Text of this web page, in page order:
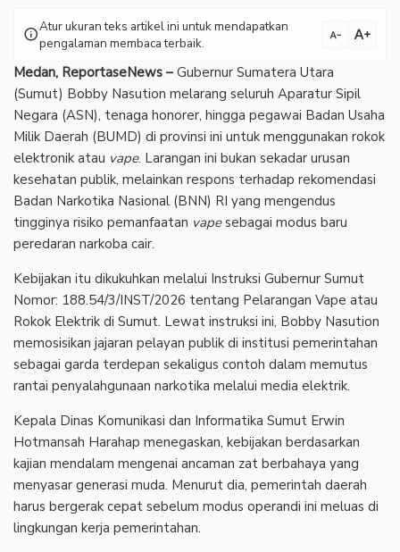
infoAtur ukuran teks artikel ini untuk mendapatkan
pengalaman membaca terbaik.
text_decrease text_increase
Medan, ReportaseNews –Gubernur Sumatera Utara
(Sumut) Bobby Nasution melarang seluruh Aparatur Sipil
Negara (ASN), tenaga honorer, hingga pegawai Badan Usaha
Milik Daerah (BUMD) di provinsi ini untuk menggunakan rokok
elektronik atau vape. Larangan ini bukan sekadar urusan
kesehatan publik, melainkan respons terhadap rekomendasi
Badan Narkotika Nasional (BNN) RI yang mengendus
tingginya risiko pemanfaatan vapesebagai modus baru
peredaran narkoba cair.
Kebijakan itu dikukuhkan melalui Instruksi Gubernur Sumut
Nomor: 188.54/3/INST/2026 tentang Pelarangan Vape atau
Rokok Elektrik di Sumut. Lewat instruksi ini, Bobby Nasution
memosisikan jajaran pelayan publik di institusi pemerintahan
sebagai garda terdepan sekaligus contoh dalam memutus
rantai penyalahgunaan narkotika melalui media elektrik.
Kepala Dinas Komunikasi dan Informatika Sumut Erwin
Hotmansah Harahap menegaskan, kebijakan berdasarkan
kajian mendalam mengenai ancaman zat berbahaya yang
menyasar generasi muda. Menurut dia, pemerintah daerah
harus bergerak cepat sebelum modus operandi ini meluas di
lingkungan kerja pemerintahan.